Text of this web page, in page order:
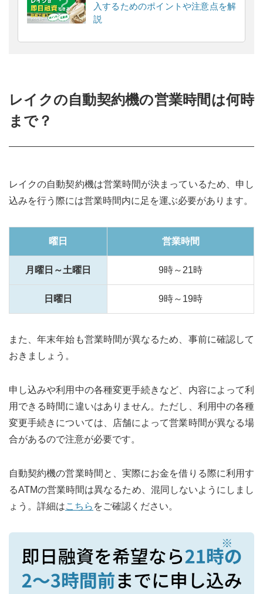
入するためのポイントや注意点を解
説
レイクの自動契約機の営業時間は何時
まで？
レイクの自動契約機は営業時間が決まっているため、申し
込みを行う際には営業時間内に足を運ぶ必要があります。
曜日 営業時間
月曜日～土曜日 9時～21時
日曜日 9時～19時
また、年末年始も営業時間が異なるため、事前に確認して
おきましょう。
申し込みや利用中の各種変更手続きなど、内容によって利
用できる時間に違いはありません。ただし、利用中の各種
変更手続きについては、店舗によって営業時間が異なる場
合があるので注意が必要です。
自動契約機の営業時間と、実際にお金を借りる際に利用す
るATMの営業時間は異なるため、混同しないようにしまし
ょう。詳細はこちら をご確認ください。